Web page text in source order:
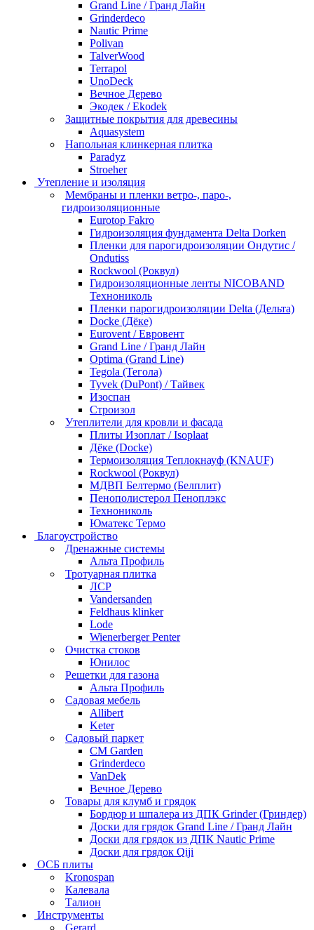
Grand Line / Гранд Лайн
Grinderdeco
Nautic Prime
Polivan
TalverWood
Terrapol
UnoDeck
Вечное Дерево
Экодек / Ekodek
Защитные покрытия для древесины
Aquasystem
Напольная клинкерная плитка
Paradyz
Stroeher
Утепление и изоляция
Мембраны и пленки ветро-, паро-,
гидроизоляционные
Eurotop Fakro
Гидроизоляция фундамента Delta Dorken
Пленки для парогидроизоляции Ондутис /
Ondutiss
Rockwool (Роквул)
Гидроизоляционные ленты NICOBAND
Технониколь
Пленки парогидроизоляции Delta (Дельта)
Docke (Дёке)
Eurovent / Евровент
Grand Line / Гранд Лайн
Optima (Grand Line)
Tegola (Тегола)
Tyvek (DuPont) / Тайвек
Изоспан
Строизол
Утеплители для кровли и фасада
Плиты Изоплат / Isoplaat
Дёке (Docke)
Термоизоляция Теплокнауф (KNAUF)
Rockwool (Роквул)
МДВП Белтермо (Белплит)
Пенополистерол Пеноплэкс
Технониколь
Юматекс Термо
Благоустройство
Дренажные системы
Альта Профиль
Тротуарная плитка
ЛСР
Vandersanden
Feldhaus klinker
Lode
Wienerberger Penter
Очистка стоков
Юнилос
Решетки для газона
Альта Профиль
Садовая мебель
Allibert
Keter
Садовый паркет
CM Garden
Grinderdeco
VanDek
Вечное Дерево
Товары для клумб и грядок
Бордюр и шпалера из ДПК Grinder (Гриндер)
Доски для грядок Grand Line / Гранд Лайн
Доски для грядок из ДПК Nautic Prime
Доски для грядок Qiji
ОСБ плиты
Kronospan
Калевала
Талион
Инструменты
Gerard